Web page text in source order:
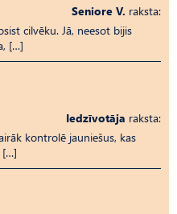
Seniore V. raksta:
cilvēku. Jā, neesot bijis
[…]
Iedzīvotāja raksta:
kontrolē jauniešus, kas
[…]